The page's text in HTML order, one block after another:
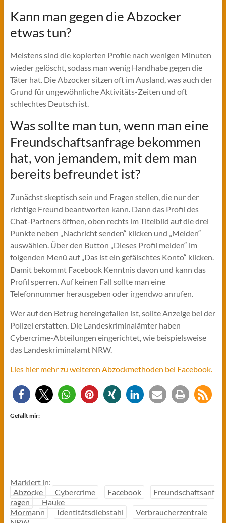
Kann man gegen die Abzocker
etwas tun?
Meistens sind die kopierten Profile nach wenigen Minuten
wieder gelöscht, sodass man wenig Handhabe gegen die
Täter hat. Die Abzocker sitzen oft im Ausland, was auch der
Grund für ungewöhnliche Aktivitäts-Zeiten und oft
schlechtes Deutsch ist.
Was sollte man tun, wenn man eine
Freundschaftsanfrage bekommen
hat, von jemandem, mit dem man
bereits befreundet ist?
Zunächst skeptisch sein und Fragen stellen, die nur der
richtige Freund beantworten kann. Dann das Profil des
Chat-Partners öffnen, oben rechts im Titelbild auf die drei
Punkte neben „Nachricht senden“ klicken und „Melden“
auswählen. Über den Button „Dieses Profil melden“ im
folgenden Menü auf „Das ist ein gefälschtes Konto“ klicken.
Damit bekommt Facebook Kenntnis davon und kann das
Profil sperren. Auf keinen Fall sollte man eine
Telefonnummer herausgeben oder irgendwo anrufen.
Wer auf den Betrug hereingefallen ist, sollte Anzeige bei der
Polizei erstatten. Die Landeskriminalämter haben
Cybercrime-Abteilungen eingerichtet, wie beispielsweise
das Landeskriminalamt NRW.
Lies hier mehr zu weiteren Abzockmethoden bei Facebook.
Gefällt mir:
Markiert in:
Abzocke
Cybercrime Facebook
Freundschaftsanf
ragen
Hauke
Mormann
Identitätsdiebstahl
Verbraucherzentrale